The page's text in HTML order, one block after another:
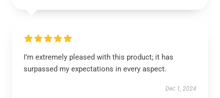
I’m extremely pleased with this product; it has
surpassed my expectations in every aspect.
Dec 1, 2024